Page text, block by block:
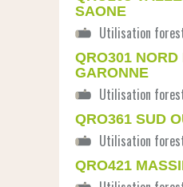
SAONE
QRO301 NORD
GARONNE
QRO361 SUD
QRO421